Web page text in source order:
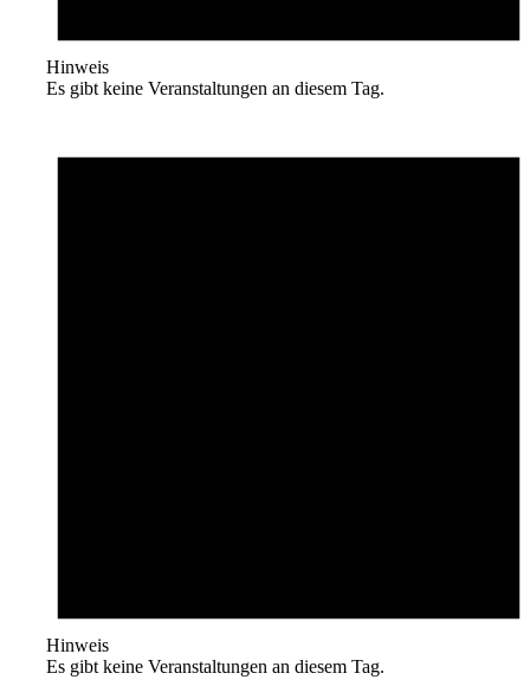
Hinweis
Es gibt keine Veranstaltungen an diesem Tag.
Hinweis
Es gibt keine Veranstaltungen an diesem Tag.